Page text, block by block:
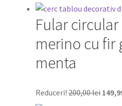
a
fost:
Fular
merino cu fir
menta
Reduceri!200,00lei
inițial